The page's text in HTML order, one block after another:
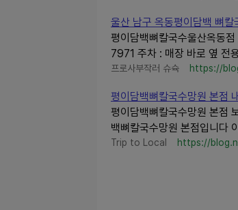
울산 남구 옥동평이담백 뼈
평이담백뼈칼국수울산옥동
7971 주차 : 매장 바로 옆 전
프로사부작러 슈슉 https://
평이담백뼈칼국수망원 본점
평이담백뼈칼국수망원 본점
백뼈칼국수망원 본점입니다
Trip to Local https://